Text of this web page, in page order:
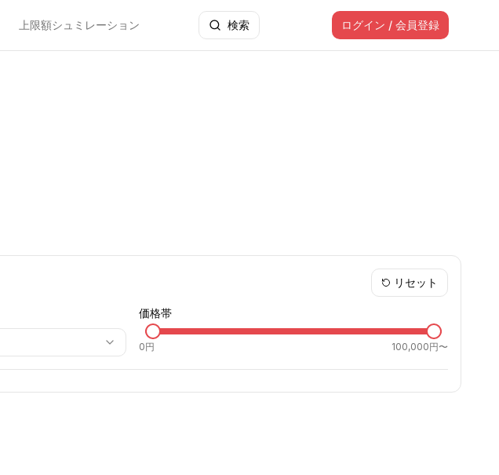
上限額シュミレーション 検索 ログイン / 会員登録
価格帯
0円 100,000円〜
リセット